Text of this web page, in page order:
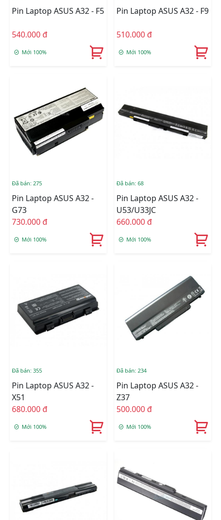
Pin Laptop ASUS A32 - F5
540.000 đ
Mới 100%
Pin Laptop ASUS A32 - F9
510.000 đ
Mới 100%
Đã bán: 275
Pin Laptop ASUS A32 -
G73
730.000 đ
Mới 100%
Đã bán: 68
Pin Laptop ASUS A32 -
U53/U33JC
660.000 đ
Mới 100%
Đã bán: 355
Pin Laptop ASUS A32 -
X51
680.000 đ
Mới 100%
Đã bán: 234
Pin Laptop ASUS A32 -
Z37
500.000 đ
Mới 100%